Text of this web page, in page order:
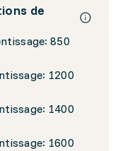
de
850
1200
1400
1600